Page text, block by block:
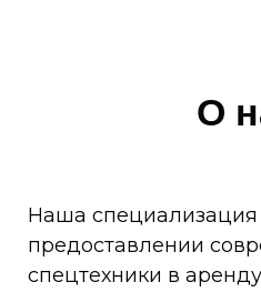
О
Наша специализация
предоставлении
спецтехники в